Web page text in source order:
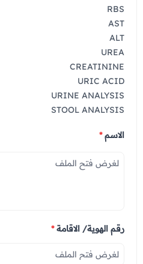
عروض الرجال
عروض جراحات التجميل
عروض قسم الطوارئ
عروض الاشعة
عروض الباطنة
عروض العظام
عروض الانف والاذن والحنجرة
RBS
AST
ALT
UREA
CREATININE
URIC ACID
URINE ANALYSIS
STOOL ANALYSIS
الاسم*
رقم الهوية/ الاقامة*